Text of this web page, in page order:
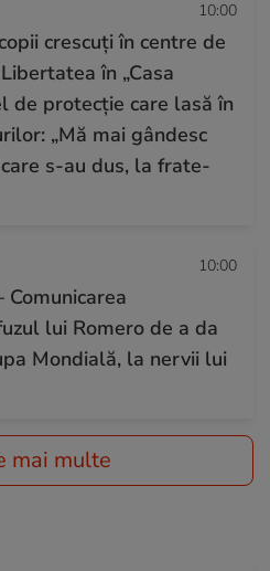
10:00
crescuți în centre de
în „Casa
de protecție care lasă în
„Mă mai gândesc
s-au dus, la frate-
10:00
lui Romero de a da
Mondială, la nervii lui
mai multe